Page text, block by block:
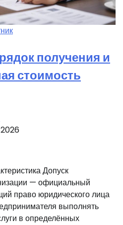
получения и
стоимость
Допуск
— официальный
право юридического лица
выполнять
в определённых